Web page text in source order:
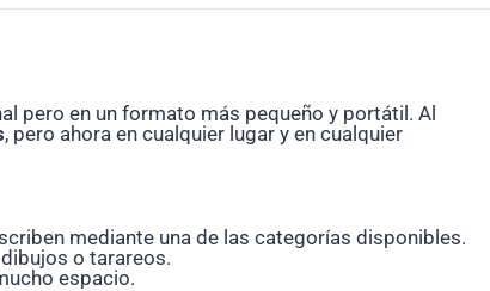
pero en un formato más pequeño y portátil. Al
, pero ahora en cualquier lugar y en cualquier
mediante una de las categorías disponibles.
o tarareos.
espacio.